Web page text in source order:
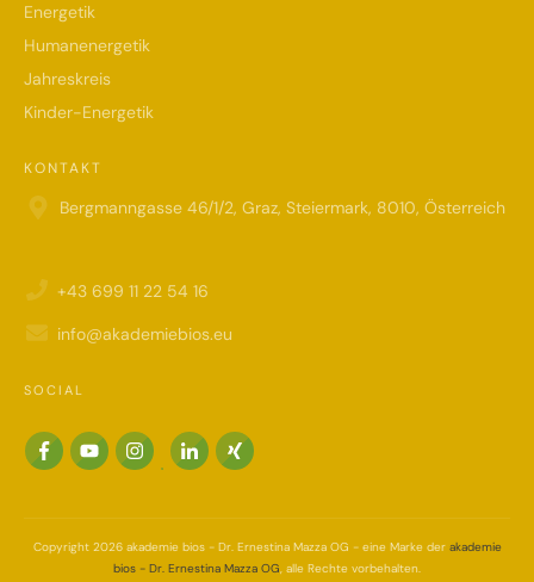
Energetik
Humanenergetik
Jahreskreis
Kinder-Energetik
KONTAKT
Bergmanngasse 46/1/2, Graz, Steiermark, 8010, Österreich
+43 699 11 22 54 16
info@akademiebios.eu
SOCIAL
Copyright 2026 akademie bios - Dr. Ernestina Mazza OG - eine Marke der akademie
bios - Dr. Ernestina Mazza OG, alle Rechte vorbehalten.